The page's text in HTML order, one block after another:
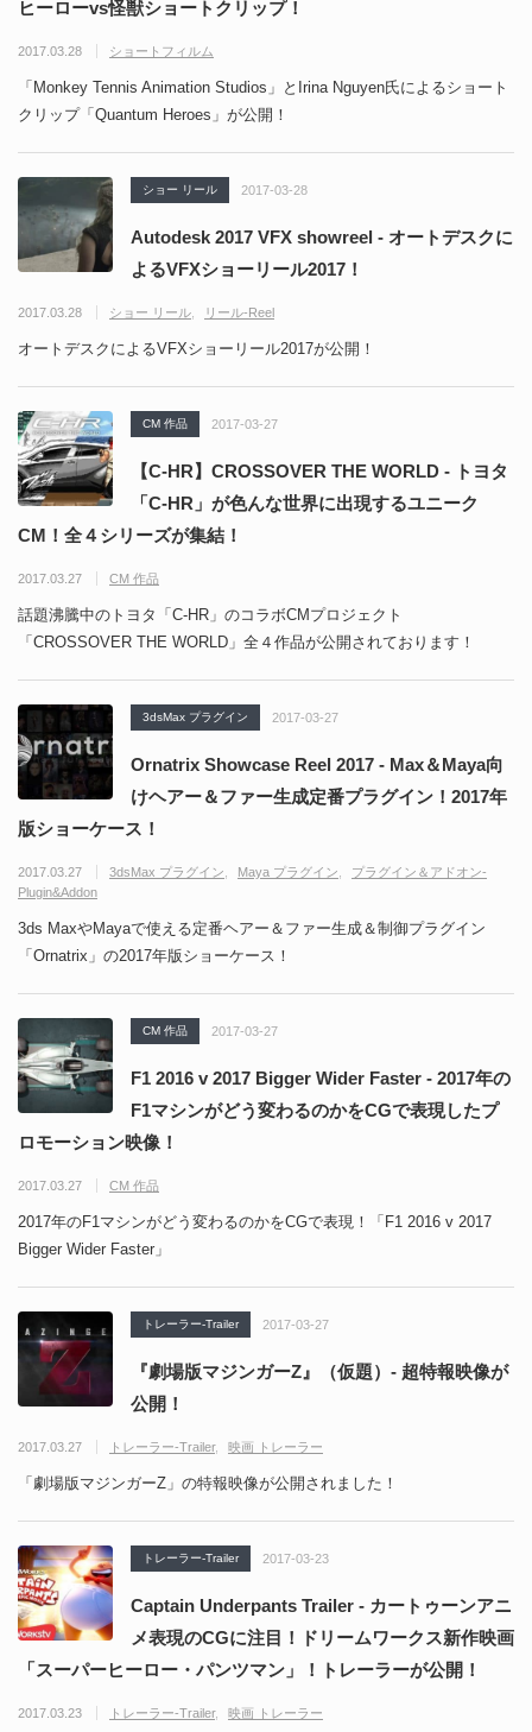
ヒーローvs怪獣ショートクリップ！
2017.03.28 ショートフィルム
「Monkey Tennis Animation Studios」とIrina Nguyen氏によるショート
クリップ「Quantum Heroes」が公開！
ショー リール 2017-03-28
Autodesk 2017 VFX showreel - オートデスクに
よるVFXショーリール2017！
2017.03.28 ショー リール リール-Reel
オートデスクによるVFXショーリール2017が公開！
CM 作品 2017-03-27
【C-HR】CROSSOVER THE WORLD - トヨタ
「C-HR」が色んな世界に出現するユニーク
CM！全４シリーズが集結！
2017.03.27 CM 作品
話題沸騰中のトヨタ「C-HR」のコラボCMプロジェクト
「CROSSOVER THE WORLD」全４作品が公開されております！
3dsMax プラグイン 2017-03-27
Ornatrix Showcase Reel 2017 - Max＆Maya向
けヘアー＆ファー生成定番プラグイン！2017年
版ショーケース！
2017.03.27 3dsMax プラグイン Maya プラグイン
プラグイン＆アドオン-
Plugin&Addon
3ds MaxやMayaで使える定番ヘアー＆ファー生成＆制御プラグイン
「Ornatrix」の2017年版ショーケース！
CM 作品 2017-03-27
F1 2016 v 2017 Bigger Wider Faster - 2017年の
F1マシンがどう変わるのかをCGで表現したプ
ロモーション映像！
2017.03.27 CM 作品
2017年のF1マシンがどう変わるのかをCGで表現！「F1 2016 v 2017
Bigger Wider Faster」
トレーラー-Trailer 2017-03-27
『劇場版マジンガーZ』（仮題）- 超特報映像が
公開！
2017.03.27 トレーラー-Trailer 映画 トレーラー
「劇場版マジンガーZ」の特報映像が公開されました！
トレーラー-Trailer 2017-03-23
Captain Underpants Trailer - カートゥーンアニ
メ表現のCGに注目！ドリームワークス新作映画
「スーパーヒーロー・パンツマン」！トレーラーが公開！
2017.03.23 トレーラー-Trailer 映画 トレーラー